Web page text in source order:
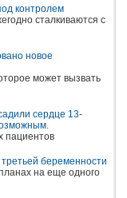
контролем
сталкиваются с
новое
может вызвать
сердце 13-
пациентов
беременности
на еще одного